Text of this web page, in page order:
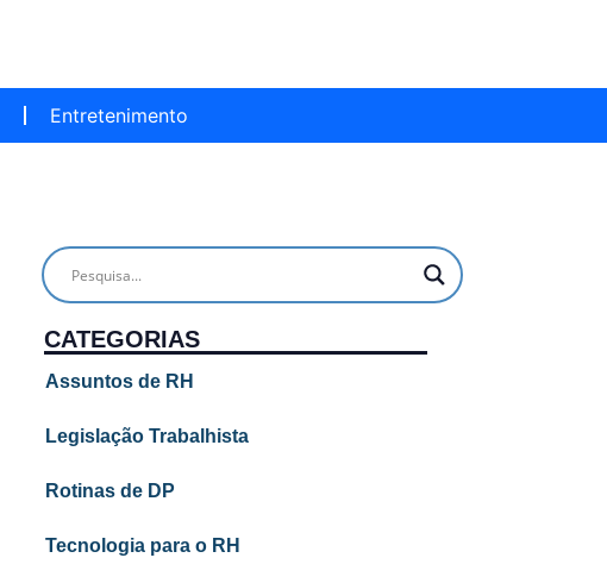
Entretenimento
CATEGORIAS
Assuntos de RH
Legislação Trabalhista
Rotinas de DP
Tecnologia para o RH